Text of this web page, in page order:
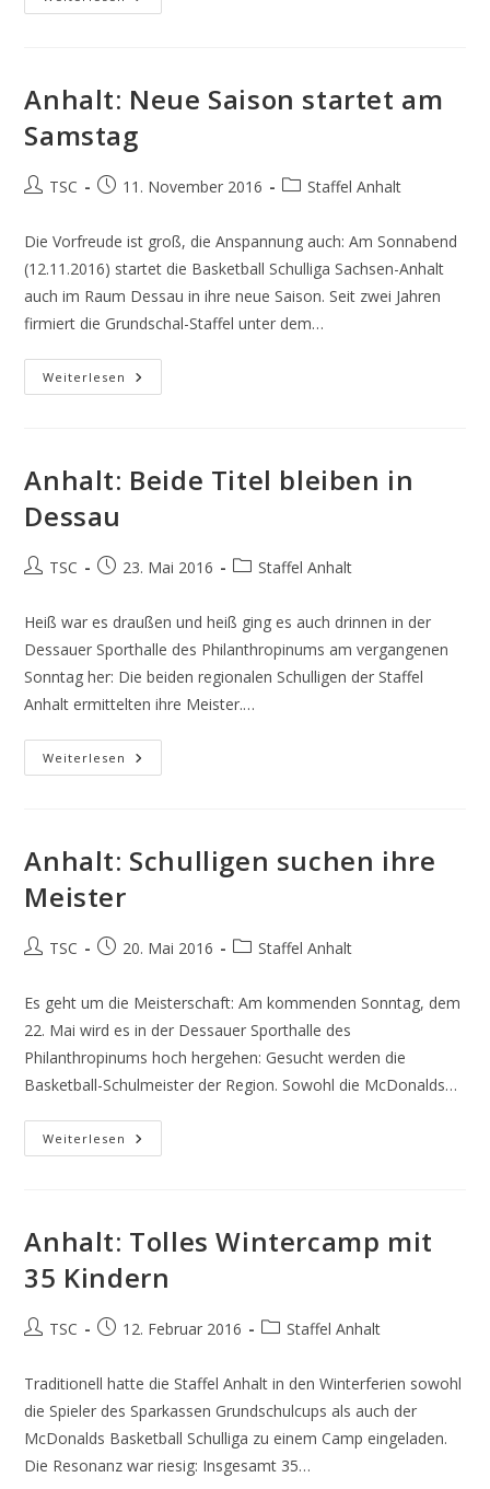
Körbe
Anhalt: Neue Saison startet am
Samstag
Beitrags-
TSC
Beitrag11. November 2016
Beitrags-
Staffel Anhalt
Die Vorfreude ist groß, die Anspannung auch: Am Sonnabend
(12.11.2016) startet die Basketball Schulliga Sachsen-Anhalt
auch im Raum Dessau in ihre neue Saison. Seit zwei Jahren
firmiert die Grundschal-Staffel unter dem…
Weiterlesen Anhalt:
Neue
Anhalt: Beide Titel bleiben in
Dessau
Beitrags-
TSC
Beitrag23. Mai 2016
Beitrags-
Staffel Anhalt
Heiß war es draußen und heiß ging es auch drinnen in der
Dessauer Sporthalle des Philanthropinums am vergangenen
Sonntag her: Die beiden regionalen Schulligen der Staffel
Anhalt ermittelten ihre Meister.…
Weiterlesen Anhalt:
Beide
Anhalt: Schulligen suchen ihre
Meister
Beitrags-
TSC
Beitrag20. Mai 2016
Beitrags-
Staffel Anhalt
Es geht um die Meisterschaft: Am kommenden Sonntag, dem
22. Mai wird es in der Dessauer Sporthalle des
Philanthropinums hoch hergehen: Gesucht werden die
Basketball-Schulmeister der Region. Sowohl die McDonalds…
Weiterlesen Anhalt:
Schulligen
Anhalt: Tolles Wintercamp mit
35 Kindern
Beitrags-
TSC
Beitrag12. Februar 2016
Beitrags-
Staffel Anhalt
Traditionell hatte die Staffel Anhalt in den Winterferien sowohl
die Spieler des Sparkassen Grundschulcups als auch der
McDonalds Basketball Schulliga zu einem Camp eingeladen.
Die Resonanz war riesig: Insgesamt 35…